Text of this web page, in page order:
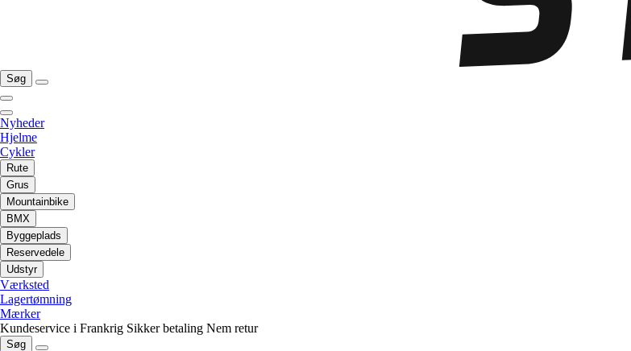
Søg
Nyheder
Hjelme
Cykler
Rute
Grus
Mountainbike
BMX
Byggeplads
Reservedele
Udstyr
Værksted
Lagertømning
Mærker
Kundeservice i Frankrig Sikker betaling Nem retur
Søg